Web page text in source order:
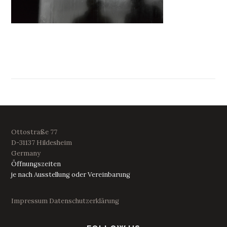
Ottostraße 77
D-31137 Hildesheim
Germany
Öffnungszeiten
je nach Ausstellung oder Vereinbarung
Impressum Datenschutzerklärung